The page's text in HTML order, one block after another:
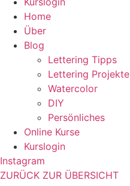
Home
Über
Blog
Lettering Tipps
Lettering Projekte
Watercolor
DIY
Persönliches
Online Kurse
Kurslogin
Instagram
ZURÜCK ZUR ÜBERSICHT